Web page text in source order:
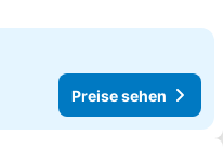
Preise sehen